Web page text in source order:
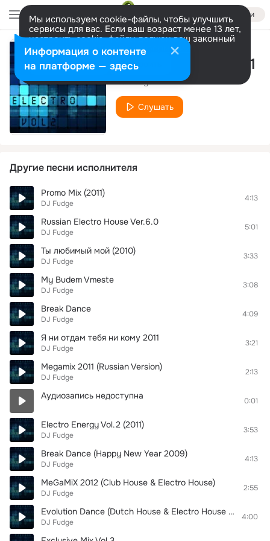
Войти
Мы используем cookie-файлы, чтобы улучшить
сервисы для вас. Если ваш возраст менее 13 лет,
настроить cookie-файлы должен ваш законный
представитель. Больше информации
Разрешить все Настроить
Session Electro Vol.1
DJ Fudge
Слушать
Другие песни исполнителя
Promo Mix (2011)
DJ Fudge
4:13
Russian Electro House Ver.6.0
DJ Fudge
5:01
Ты любимый мой (2010)
DJ Fudge
3:33
My Budem Vmeste
DJ Fudge
3:08
Break Dance
DJ Fudge
4:09
Я ни отдам тебя ни кому 2011
DJ Fudge
3:21
Megamix 2011 (Russian Version)
DJ Fudge
2:13
Аудиозапись недоступна 0:01
Electro Energy Vol.2 (2011)
DJ Fudge
3:53
Break Dance (Happy New Year 2009)
DJ Fudge
4:13
MeGaMiX 2012 (Club House & Electro House)
DJ Fudge
2:55
Evolution Dance (Dutch House & Electro House 2011)
DJ Fudge
4:00
Информация о контенте
на платформе — здесь